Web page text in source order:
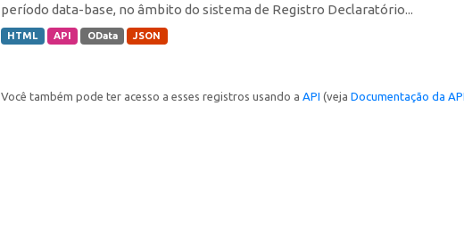
período data-base, no âmbito do sistema de Registro Declaratório...
HTML API OData JSON
Você também pode ter acesso a esses registros usando a API (veja Documentação da API